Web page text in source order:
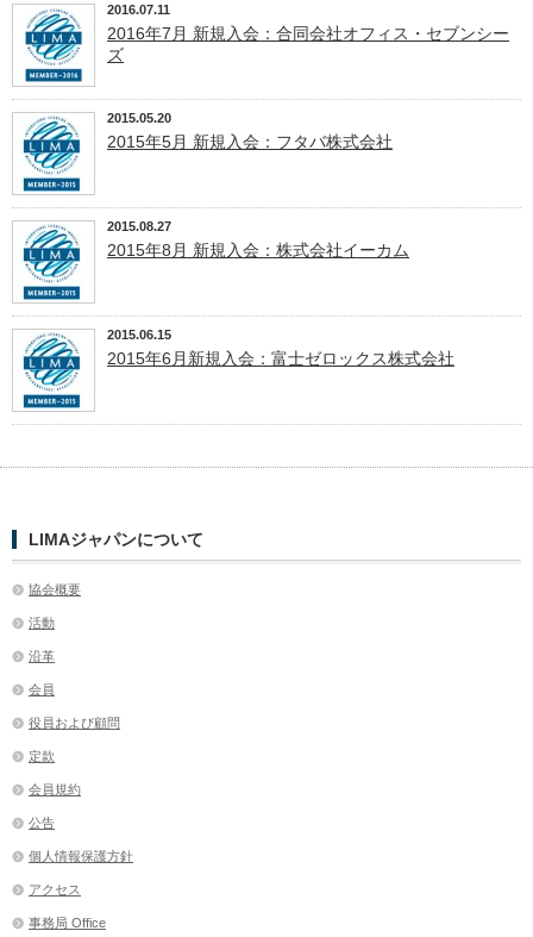
2016.07.11
2016年7月 新規入会：合同会社オフィス・セブンシー
ズ
2015.05.20
2015年5月 新規入会：フタバ株式会社
2015.08.27
2015年8月 新規入会：株式会社イーカム
2015.06.15
2015年6月新規入会：富士ゼロックス株式会社
LIMAジャパンについて
協会概要
活動
沿革
会員
役員および顧問
定款
会員規約
公告
個人情報保護方針
アクセス
事務局 Office